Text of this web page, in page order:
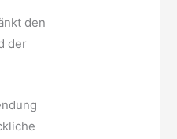
den
der